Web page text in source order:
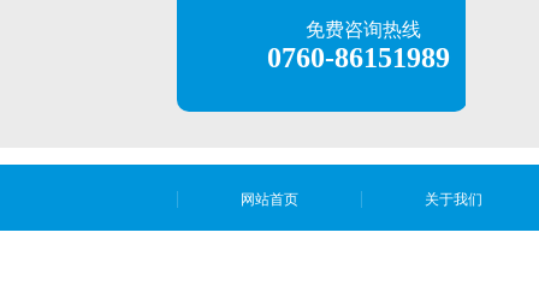
免费咨询热线
0760-86151989
网站首页 关于我们